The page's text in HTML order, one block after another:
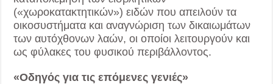
(«χωροκατακτητικών») ειδών που απειλούν τα
οικοσυστήματα και αναγνώριση των δικαιωμάτων
των αυτόχθονων λαών, οι οποίοι λειτουργούν και
ως φύλακες του φυσικού περιβάλλοντος.
«Οδηγός για τις επόμενες γενιές»